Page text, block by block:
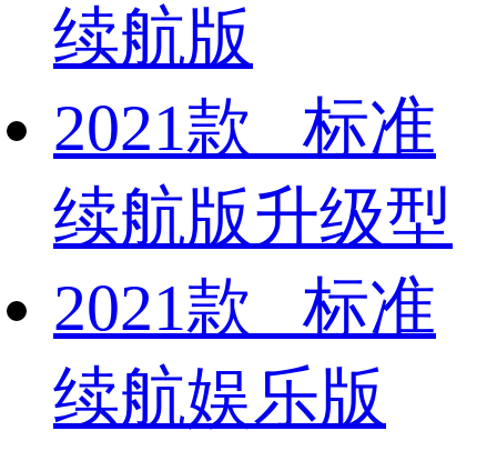
续航版
2021款 标准
续航版升级型
2021款 标准
续航娱乐版